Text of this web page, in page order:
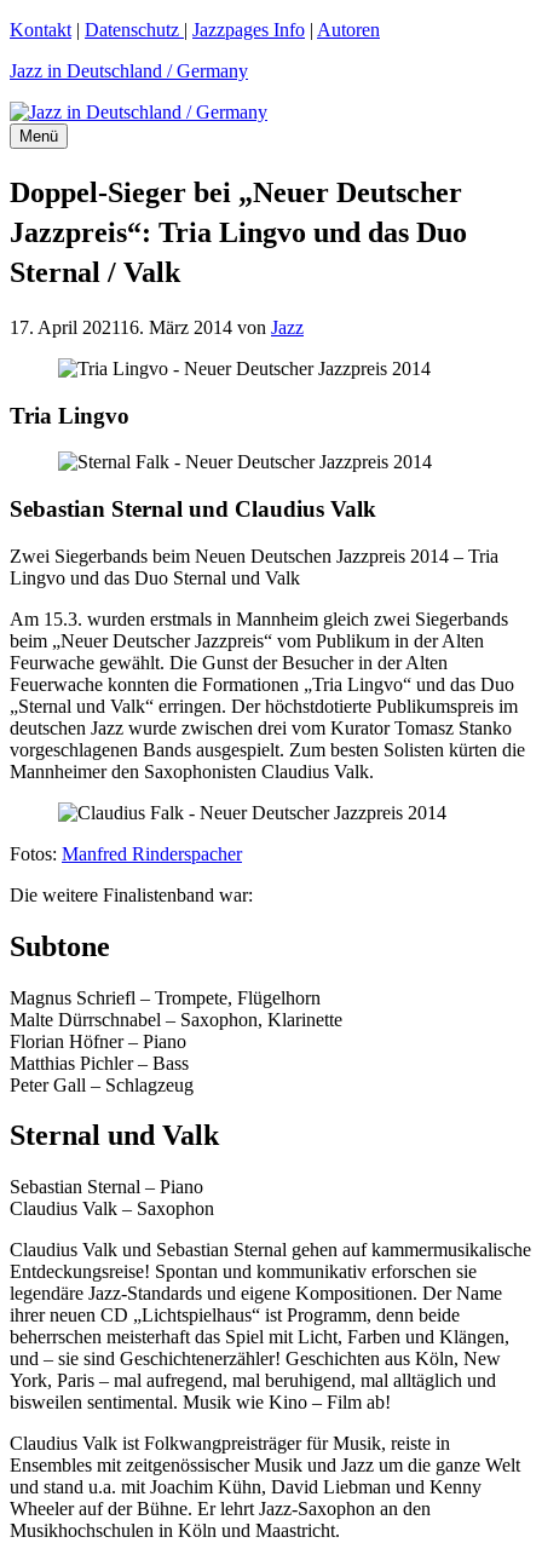
Zum
springen
Kontakt | Datenschutz | Jazzpages Info | Autoren
Jazz in Deutschland / Germany
Menü
Doppel-Sieger bei „Neuer Deutscher
Jazzpreis“: Tria Lingvo und das Duo
Sternal / Valk
17. April 202116. März 2014 von Jazz
Tria Lingvo
Sebastian Sternal und Claudius Valk
Zwei Siegerbands beim Neuen Deutschen Jazzpreis 2014 – Tria
Lingvo und das Duo Sternal und Valk
Am 15.3. wurden erstmals in Mannheim gleich zwei Siegerbands
beim „Neuer Deutscher Jazzpreis“ vom Publikum in der Alten
Feurwache gewählt. Die Gunst der Besucher in der Alten
Feuerwache konnten die Formationen „Tria Lingvo“ und das Duo
„Sternal und Valk“ erringen. Der höchstdotierte Publikumspreis im
deutschen Jazz wurde zwischen drei vom Kurator Tomasz Stanko
vorgeschlagenen Bands ausgespielt. Zum besten Solisten kürten die
Mannheimer den Saxophonisten Claudius Valk.
Fotos: Manfred Rinderspacher
Die weitere Finalistenband war:
Subtone
Magnus Schriefl – Trompete, Flügelhorn
Malte Dürrschnabel – Saxophon, Klarinette
Florian Höfner – Piano
Matthias Pichler – Bass
Peter Gall – Schlagzeug
Sternal und Valk
Sebastian Sternal – Piano
Claudius Valk – Saxophon
Claudius Valk und Sebastian Sternal gehen auf kammermusikalische
Entdeckungsreise! Spontan und kommunikativ erforschen sie
legendäre Jazz-Standards und eigene Kompositionen. Der Name
ihrer neuen CD „Lichtspielhaus“ ist Programm, denn beide
beherrschen meisterhaft das Spiel mit Licht, Farben und Klängen,
und – sie sind Geschichtenerzähler! Geschichten aus Köln, New
York, Paris – mal aufregend, mal beruhigend, mal alltäglich und
bisweilen sentimental. Musik wie Kino – Film ab!
Claudius Valk ist Folkwangpreisträger für Musik, reiste in
Ensembles mit zeitgenössischer Musik und Jazz um die ganze Welt
und stand u.a. mit Joachim Kühn, David Liebman und Kenny
Wheeler auf der Bühne. Er lehrt Jazz-Saxophon an den
Musikhochschulen in Köln und Maastricht.